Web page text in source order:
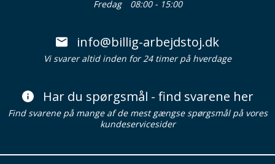
Fredag
08:00 - 15:00
info@billig-arbejdstoj.dk
Vi svarer altid inden for 24 timer på hverdage
Har du spørgsmål - find svarene her
Find svarene på mange af de mest gængse spørgsmål på vores
kundeservicesider